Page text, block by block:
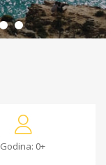
Godina: 0+